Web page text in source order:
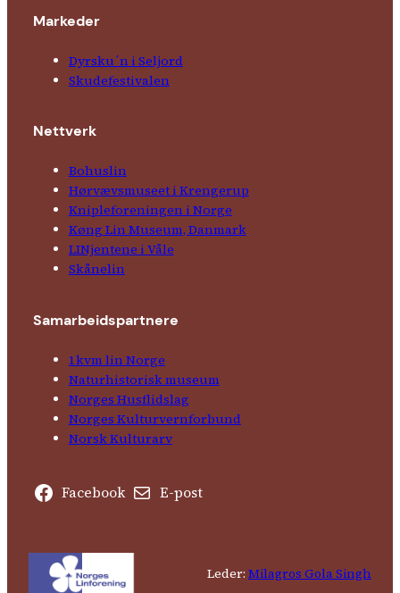
Markeder
Dyrsku´n i Seljord
Skude­fes­tivalen
Nettverk
Bohuslin
Hørvævs­museet i Krengerup
Kniple­foreningen i Norge
Køng Lin Museum, Danmark
LINjentene i Våle
Skånelin
Samarbeids­partnere
1kvm lin Norge
Natur­his­torisk­ museum
Norges Husflids­lag
Norges Kultur­vern­forbund
Norsk Kulturarv
Facebook E-post
Leder: Milagros Gola Singh